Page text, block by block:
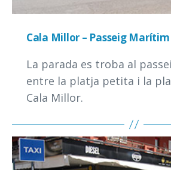
Cala Millor – Passeig Marítim
La parada es troba al
entre la platja petita i la
Cala Millor.